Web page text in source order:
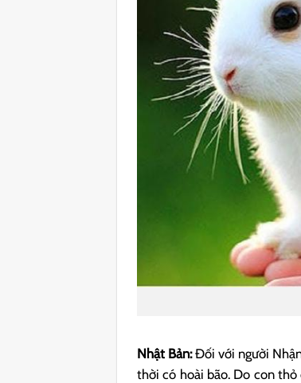
Nhật Bản:Đối với người
thời có hoài bão. Do con